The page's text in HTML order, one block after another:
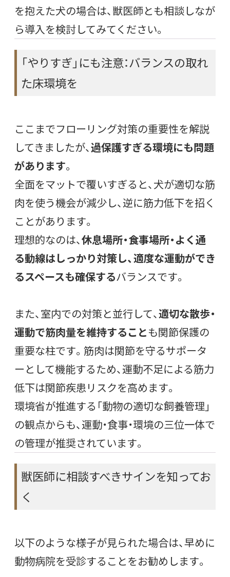
を抱えた犬の場合は、獣医師とも相談しなが
ら導入を検討してみてください。
「やりすぎ」にも注意：バランスの取れ
た床環境を
ここまでフローリング対策の重要性を解説
してきましたが、過保護すぎる環境にも問題
があります。
全面をマットで覆いすぎると、犬が適切な筋
肉を使う機会が減少し、逆に筋力低下を招く
ことがあります。
理想的なのは、休息場所・食事場所・よく通
る動線はしっかり対策し、適度な運動ができ
るスペースも確保するバランスです。
また、室内での対策と並行して、適切な散歩・
運動で筋肉量を維持することも関節保護の
重要な柱です。筋肉は関節を守るサポータ
ーとして機能するため、運動不足による筋力
低下は関節疾患リスクを高めます。
環境省が推進する「動物の適切な飼養管理」
の観点からも、運動・食事・環境の三位一体で
の管理が推奨されています。
獣医師に相談すべきサインを知ってお
く
以下のような様子が見られた場合は、早めに
動物病院を受診することをお勧めします。